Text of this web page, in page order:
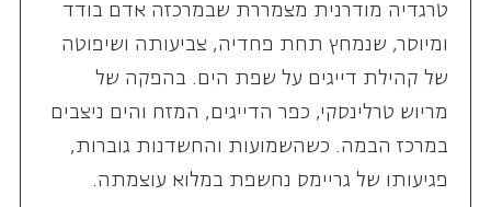
טרגדיה מודרנית מצמררת שבמרכזה אדם בודד
ומיוסר, שנמחץ תחת פחדיה, צביעותה ושיפוטה
של קהילת דייגים על שפת הים. בהפקה של
מריוש טרלינסקי, כפר הדייגים, המזח והים ניצבים
במרכז הבמה. כשהשמועות והחשדנות גוברות,
פגיעותו של גריימס נחשפת במלוא עוצמתה.